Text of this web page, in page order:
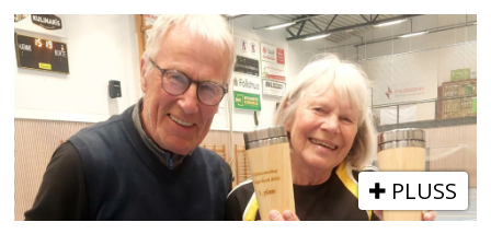
PLUSS